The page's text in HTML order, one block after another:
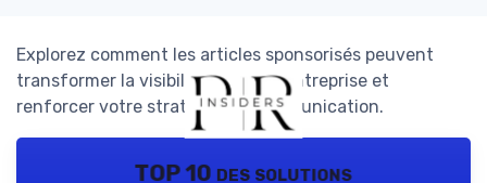
Explorez comment les articles sponsorisés peuvent
transformer la visibilité de votre entreprise et
renforcer votre stratégie de communication.
TOP 10 des solutions